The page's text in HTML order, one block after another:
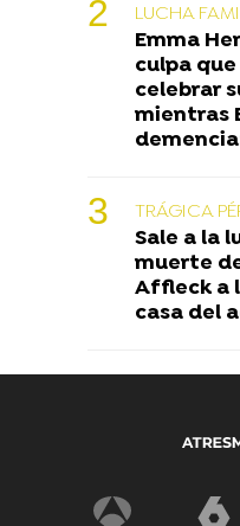
LUCHA
Emma
culpa
celebrar
mientras
TRÁGICA
Sale a la
muerte
Affleck a
casa del